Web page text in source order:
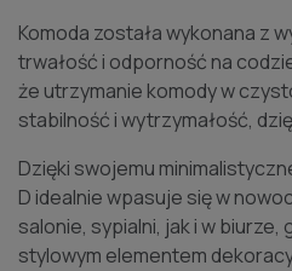
Komoda została wykonana z
trwałość i odporność na
że utrzymanie komody w
stabilność i wytrzymałość,
Dzięki swojemu
D idealnie wpasuje się w
salonie, sypialni, jak i w
stylowym elementem